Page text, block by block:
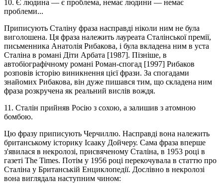
10. Є людина — є проблема, немає людини — немає
проблеми...
Приписують Сталіну фраза насправді ніколи ним не була
виголошена. Ця фраза належить лауреата Сталінської премії,
письменника Анатолія Рибакова, і була вкладена ним в уста
Сталіна в романі Діти Арбата [1987]. Пізніше, в
автобіографічному романі Роман-спогад [1997] Рибаков
розповів історію виникнення цієї фрази. За спогадами
знайомих Рибакова, він дуже пишався тим, що складена ним
фраза розкручена як реальний вислів вождя.
11. Сталін прийняв Росію з сохою, а залишив з атомною
бомбою.
Цю фразу приписують Черчиллю. Насправді вона належить
британському історику Ісааку Дойчеру. Сама фраза вперше
з'явилася в некролозі, присвяченому Сталіна, в 1953 році в
газеті The Times. Потім у 1956 році перекочувала в статтю про
Сталіна у Британській Енциклопедії. Дослівно в некролозі
вона виглядала наступним чином: